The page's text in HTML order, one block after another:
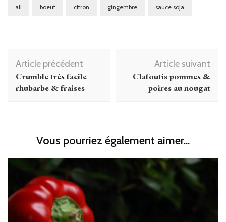
ail boeuf citron gingembre sauce soja
Navigation
d'article
Article précédent
Crumble très facile
rhubarbe & fraises
Article suivant
Clafoutis pommes &
poires au nougat
Vous pourriez également aimer...